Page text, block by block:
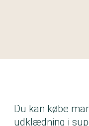
Du kan købe
udklædning i